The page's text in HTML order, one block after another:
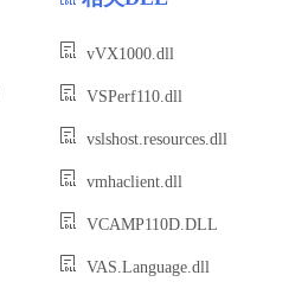
vVX1000.dll
VSPerf110.dll
vslshost.resources.dll
vmhaclient.dll
VCAMP110D.DLL
VAS.Language.dll